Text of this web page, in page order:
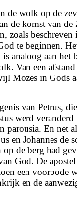
de wolk op de
de komst van de
zoals
te beginnen.
analoog aan het
Van een
Mozes in Gods
van Petrus,
werd
parousia. En net
en Johannes de
de berg had
God. De
een voorbode
en de